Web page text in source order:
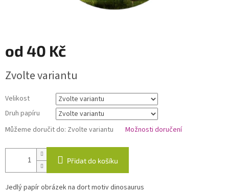
od 40 Kč
cena:
Zvolte variantu
Velikost
Druh papíru
Můžeme doručit do: Zvolte variantu Možnosti doručení
Přidat do košíku
Jedlý papír obrázek na dort motiv dinosaurus